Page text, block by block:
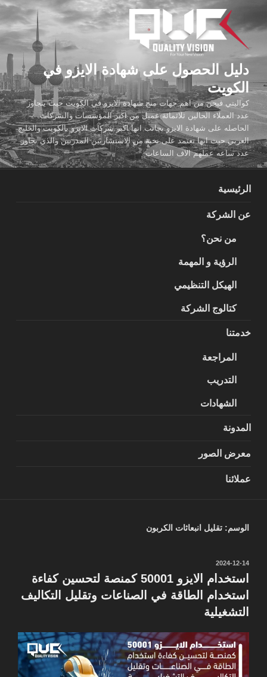
المحتوى
دليل الحصول على شهادة الايزو في
الكويت
كواليتي فيجن من اهم جهات منح شهادة الايزو في الكويت حيث يتجاوز
عدد العملاء الحالين ثلاثمائة عميل من اكبر المؤسسات والشركات
الحاصله على شهادة الايزو بجانب انها اكبر شركات الايزو بالكويت والخليج
العربي حيث انها تعتمد على نخبة من الاستشاريين المدربين والذي تجاوز
عدد ساعه عملهم الاف الساعات
الرئيسية
عن الشركة
من نحن؟
الرؤية و المهمة
الهيكل التنظيمي
كتالوج الشركة
خدمتنا
المراجعة
التدريب
الشهادات
المدونة
معرض الصور
عملائنا
الوسم: تقليل انبعاثات الكربون
نُشر
في
2024-12-14
استخدام الايزو 50001 كمنصة لتحسين كفاءة
استخدام الطاقة في الصناعات وتقليل التكاليف
التشغيلية